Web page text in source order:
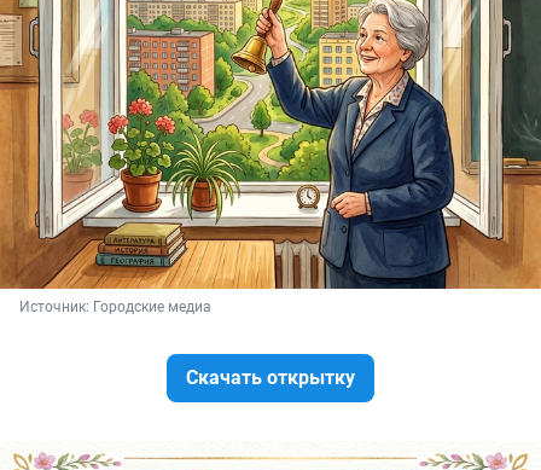
Источник: Городские медиа
Скачать открытку